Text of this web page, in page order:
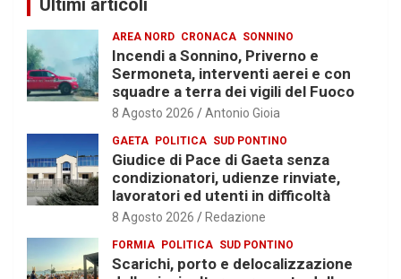
AREA NORD CRONACA SONNINO
Incendi a Sonnino, Priverno e
Sermoneta, interventi aerei e con
squadre a terra dei vigili del Fuoco
8 Agosto 2026 Antonio Gioia
GAETA POLITICA SUD PONTINO
Giudice di Pace di Gaeta senza
condizionatori, udienze rinviate,
lavoratori ed utenti in difficoltà
8 Agosto 2026 Redazione
FORMIA POLITICA SUD PONTINO
Scarichi, porto e delocalizzazione